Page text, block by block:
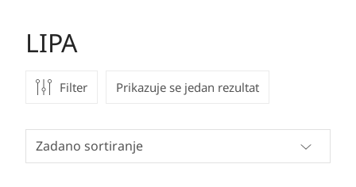
LIPA
Filter Prikazuje se jedan rezultat